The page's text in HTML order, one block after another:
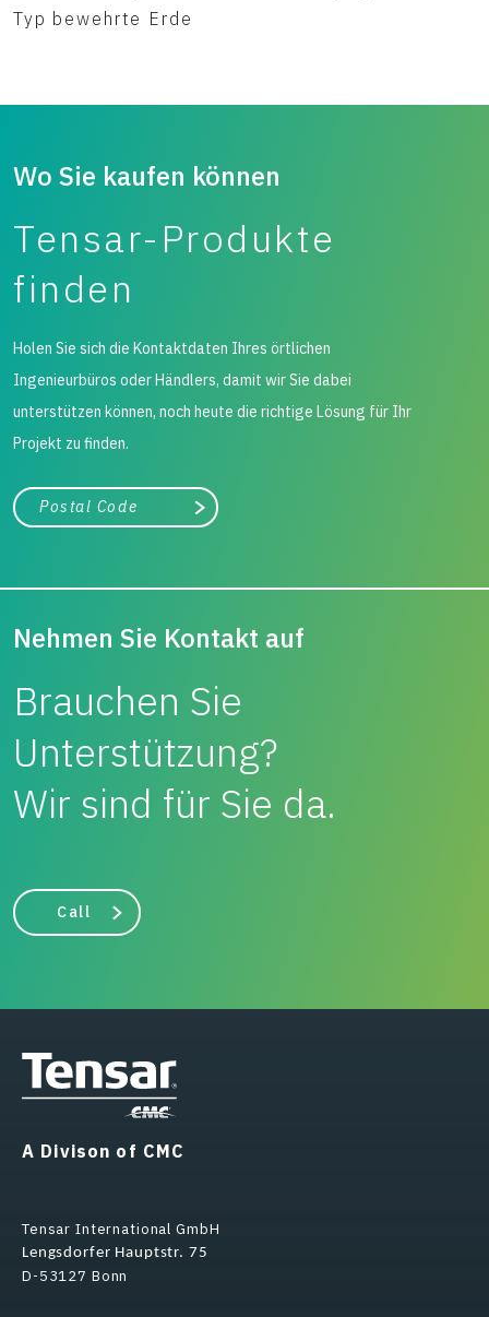
Typ bewehrte Erde
Wo Sie kaufen können
Tensar-Produkte
finden
Holen Sie sich die Kontaktdaten Ihres örtlichen
Ingenieurbüros oder Händlers, damit wir Sie dabei
unterstützen können, noch heute die richtige Lösung für Ihr
Projekt zu finden.
Stadt, Bundesland
Suche
Nehmen Sie Kontakt auf
Brauchen Sie
Unterstützung?
Wir sind für Sie da.
Call
A Divison of CMC
Tensar International GmbH
Lengsdorfer Hauptstr. 75
D-53127 Bonn